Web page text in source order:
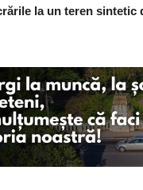
la un teren sintetic